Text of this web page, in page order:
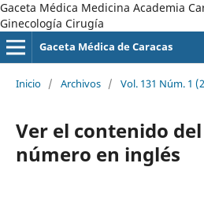
Gaceta Médica Medicina Academia
Ginecología Cirugía
Gaceta Médica de Caracas
Inicio / Archivos / Vol. 131 Núm. 1
Ver el contenido
número en inglés